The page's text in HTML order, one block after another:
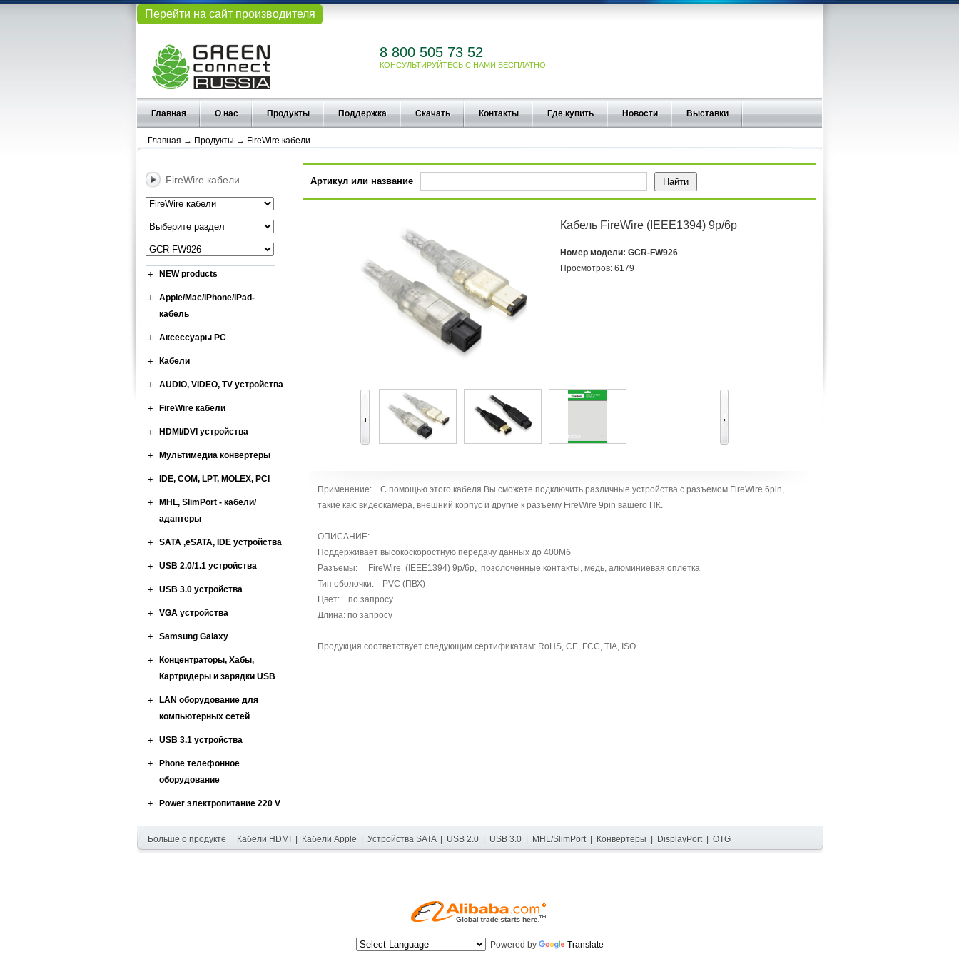
Перейти на сайт производителя
8 800 505 73 52
КОНСУЛЬТИРУЙТЕСЬ С НАМИ БЕСПЛАТНО
Главная О нас Продукты Поддержка Скачать Контакты Где купить Новости Выставки
Главная → Продукты → FireWire кабели
FireWire кабели
NEW products
Apple/Mac/iPhone/iPad-
кабель
Аксессуары PC
Кабели
AUDIO, VIDEO, TV устройства
FireWire кабели
HDMI/DVI устройства
Мультимедиа конвертеры
IDE, COM, LPT, MOLEX, PCI
MHL, SlimPort - кабели/
адаптеры
SATA ,eSATA, IDE устройства
USB 2.0/1.1 устройства
USB 3.0 устройства
VGA устройства
Samsung Galaxy
Концентраторы, Хабы,
Картридеры и зарядки USB
LAN оборудование для
компьютерных сетей
USB 3.1 устройства
Phone телефонное
оборудование
Power электропитание 220 V
Артикул или название
Кабель FireWire (IEEE1394) 9p/6p
Номер модели: GCR-FW926
Просмотров: 6179
Применение: С помощью этого кабеля Вы сможете подключить различные устройства с разъемом FireWire 6pin,
такие как: видеокамера, внешний корпус и другие к разъему FireWire 9pin вашего ПК.
ОПИСАНИЕ:
Поддерживает высокоскоростную передачу данных до 400Мб
Разъемы: FireWire (IEEE1394) 9p/6p, позолоченные контакты, медь, алюминиевая оплетка
Тип оболочки: PVC (ПВХ)
Цвет: по запросу
Длина: по запросу
Продукция соответствует следующим сертификатам: RoHS, CE, FCC, TIA, ISO
Больше о продукте Кабели HDMI Кабели Apple Устройства SATA| USB 2.0| USB 3.0| MHL/SlimPort| Конвертеры DisplayPort| OTG
Powered by Translate